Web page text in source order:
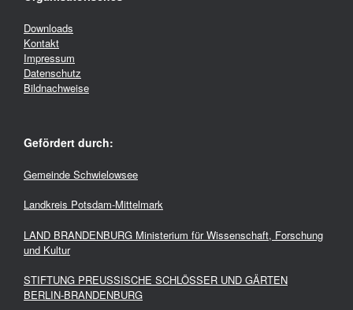
Downloads
Kontakt
Impressum
Datenschutz
Bildnachweise
Gefördert durch:
Gemeinde Schwielowsee
Landkreis Potsdam-Mittelmark
LAND BRANDENBURG Ministerium für Wissenschaft, Forschung
und Kultur
STIFTUNG PREUSSISCHE SCHLÖSSER UND GÄRTEN
BERLIN-BRANDENBURG